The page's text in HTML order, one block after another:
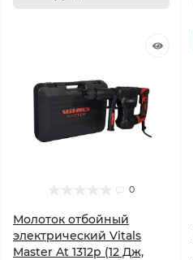
0
Молоток отбойный
электрический Vitals
Master At 1312p (12 Дж,